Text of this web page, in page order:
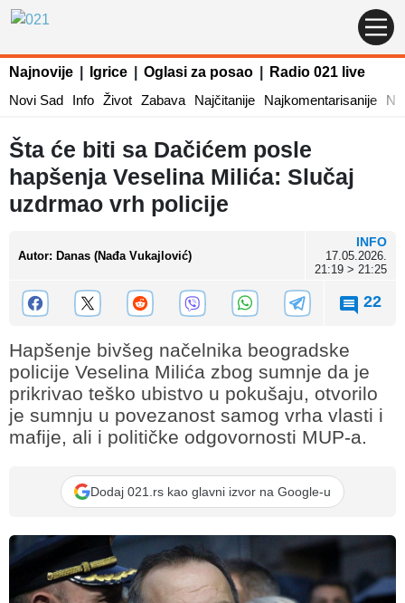
Najnovije Igrice Oglasi za posao
Radio 021 live
Novi Sad
Info Život Zabava Najčitanije Najkomentarisanije
Šta će biti sa Dačićem posle
hapšenja Veselina Milića: Slučaj
uzdrmao vrh policije
Autor: Danas (Nađa Vukajlović)
INFO
17.05.2026.
21:19 > 21:25
22
Hapšenje bivšeg načelnika beogradske
policije Veselina Milića zbog sumnje da je
prikrivao teško ubistvo u pokušaju, otvorilo
je sumnju u povezanost samog vrha vlasti i
mafije, ali i političke odgovornosti MUP-a.
Dodaj 021.rs kao glavni izvor na Google-u